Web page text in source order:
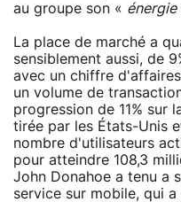
au groupe son « énergie
La place de marché a
sensiblement aussi, de
avec un chiffre
un volume de
progression de 11% sur
tirée par les États-Unis
nombre d'utilisateurs
pour atteindre 108,3
John Donahoe a tenu a
service sur mobile, qui a